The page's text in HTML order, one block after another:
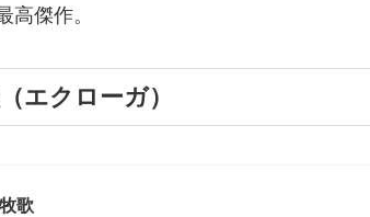
高傑作。
エクローガ）
牧歌